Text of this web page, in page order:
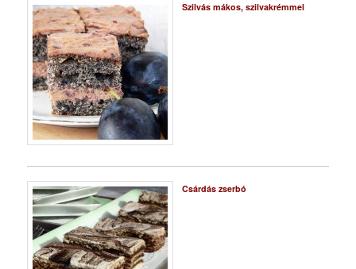
Szilvás mákos, szilvakrémmel
Csárdás zserbó